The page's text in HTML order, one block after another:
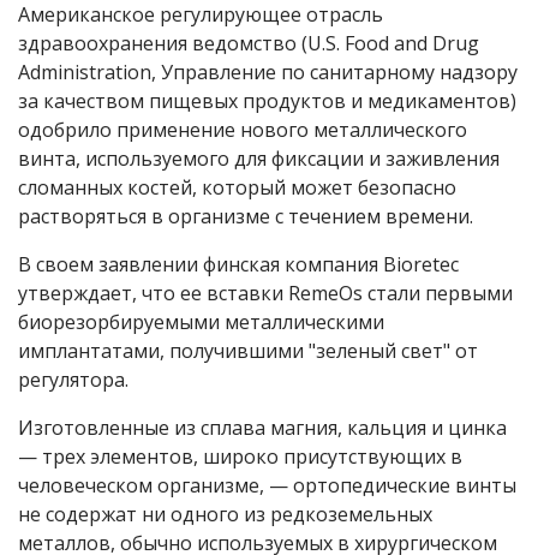
Американское регулирующее отрасль
здравоохранения ведомство (U.S. Food and Drug
Administration, Управление по санитарному надзору
за качеством пищевых продуктов и медикаментов)
одобрило применение нового металлического
винта, используемого для фиксации и заживления
сломанных костей, который может безопасно
растворяться в организме с течением времени.
В своем заявлении финская компания Bioretec
утверждает, что ее вставки RemeOs стали первыми
биорезорбируемыми металлическими
имплантатами, получившими "зеленый свет" от
регулятора.
Изготовленные из сплава магния, кальция и цинка
— трех элементов, широко присутствующих в
человеческом организме, — ортопедические винты
не содержат ни одного из редкоземельных
металлов, обычно используемых в хирургическом